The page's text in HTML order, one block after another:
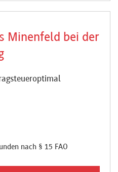
Minenfeld bei der
nach § 15 FAO